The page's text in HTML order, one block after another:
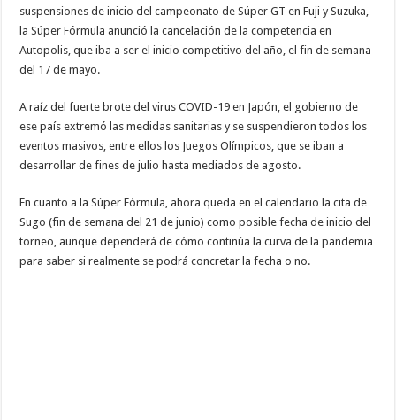
suspensiones de inicio del campeonato de Súper GT en Fuji y Suzuka,
la Súper Fórmula anunció la cancelación de la competencia en
Autopolis, que iba a ser el inicio competitivo del año, el fin de semana
del 17 de mayo.
A raíz del fuerte brote del virus COVID-19 en Japón, el gobierno de
ese país extremó las medidas sanitarias y se suspendieron todos los
eventos masivos, entre ellos los Juegos Olímpicos, que se iban a
desarrollar de fines de julio hasta mediados de agosto.
En cuanto a la Súper Fórmula, ahora queda en el calendario la cita de
Sugo (fin de semana del 21 de junio) como posible fecha de inicio del
torneo, aunque dependerá de cómo continúa la curva de la pandemia
para saber si realmente se podrá concretar la fecha o no.